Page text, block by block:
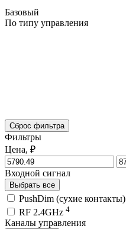
Базовый
По типу управления
Сброс фильтра
Фильтры
Цена, ₽
Входной сигнал
Выбрать все
PushDim (сухие контакты)
RF 2.4GHz 4
Каналы управления